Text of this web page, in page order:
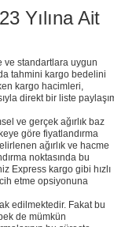
Yılına Ait
ve standartlara uygun
tahmini kargo bedelini
kargo hacimleri,
direkt bir liste
ve gerçek ağırlık baz
göre fiyatlandırma
ağırlık ve hacme
noktasında bu
Express kargo gibi hızlı
etme opsiyonuna
edilmektedir. Fakat bu
de mümkün